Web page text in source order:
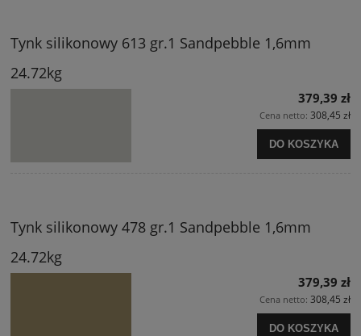
Tynk silikonowy 613 gr.1 Sandpebble 1,6mm
24.72kg
379,39 zł
Cena netto: 308,45 zł
DO KOSZYKA
Tynk silikonowy 478 gr.1 Sandpebble 1,6mm
24.72kg
379,39 zł
Cena netto: 308,45 zł
DO KOSZYKA